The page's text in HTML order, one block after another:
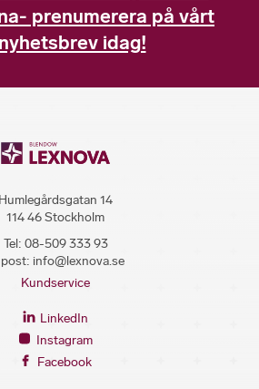
prenumerera på vårt
nyhetsbrev idag!
Humlegårdsgatan 14
114 46 Stockholm
Tel: 08-509 333 93
info@lexnova.se
Kundservice
LinkedIn
Instagram
Facebook